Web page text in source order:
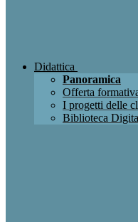
Didattica
Panoramica
Offerta
I progetti delle
Biblioteca